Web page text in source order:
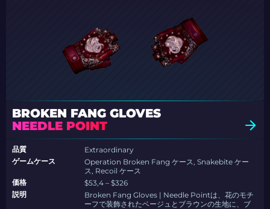
BROKEN FANG GLOVES
NEEDLE POINT
品質
Extraordinary
ゲームケース
Operation Broken Fang ケース, Snakebite ケー
ス, Recoil ケース
価格
$53,4 – $326
説明
Broken Fang Gloves | Needle Pointは、花のモチ
ーフで装飾されたベージュとブラウンの生地に、ブ